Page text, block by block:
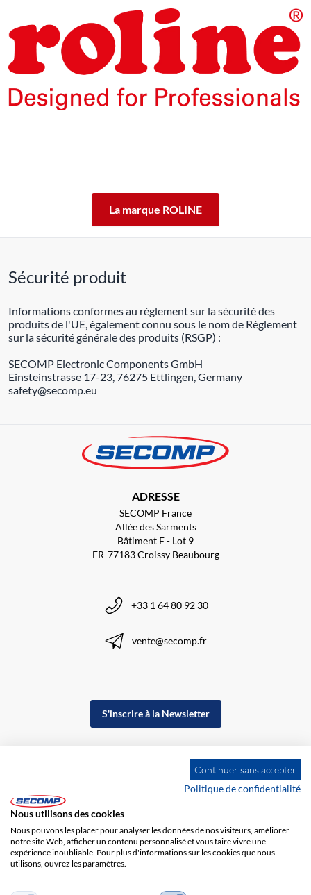
La marque ROLINE
Sécurité produit
Informations conformes au règlement sur la sécurité des
produits de l'UE, également connu sous le nom de Règlement
sur la sécurité générale des produits (RSGP) :
SECOMP Electronic Components GmbH
Einsteinstrasse 17-23, 76275 Ettlingen, Germany
safety@secomp.eu
ADRESSE
SECOMP France
Allée des Sarments
Bâtiment F - Lot 9
FR-77183 Croissy Beaubourg
+33 1 64 80 92 30
vente@secomp.fr
S'inscrire à la Newsletter
Impression Responsabilité
Continuer sans accepter
Politique de confidentialité
Nous utilisons des cookies
Nous pouvons les placer pour analyser les données de nos visiteurs, améliorer
notre site Web, afficher un contenu personnalisé et vous faire vivre une
expérience inoubliable. Pour plus d'informations sur les cookies que nous
utilisons, ouvrez les paramètres.